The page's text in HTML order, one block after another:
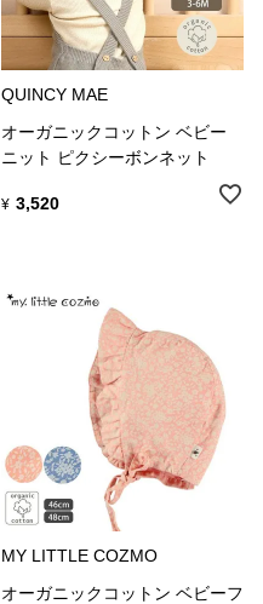
QUINCY MAE
オーガニックコットン ベビー
ニット ピクシーボンネット
¥ 3,520
MY LITTLE COZMO
オーガニックコットン ベビーフ